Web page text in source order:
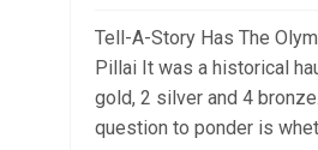
Tell-A-Story Has The
Pillai It was a historical
gold, 2 silver and 4
question to ponder is